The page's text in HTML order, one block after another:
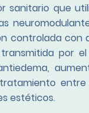
sanitario que
controlada con
por
estéticos.